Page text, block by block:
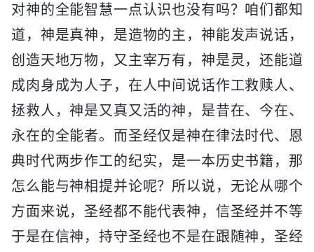
对神的全能智慧一点认识也没有吗？咱们都知
道，神是真神，是造物的主，神能发声说话，
创造天地万物，又主宰万有，神是灵，还能道
成肉身成为人子，在人中间说话作工救赎人、
拯救人，神是又真又活的神，是昔在、今在、
永在的全能者。而圣经仅是神在律法时代、恩
典时代两步作工的纪实，是一本历史书籍，那
怎么能与神相提并论呢？所以说，无论从哪个
方面来说，圣经都不能代表神，信圣经并不等
于是在信神，持守圣经也不是在跟随神，圣经